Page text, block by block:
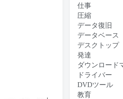
仕事
圧縮
データ復旧
データベース
デスクトップ
発達
ダウンロード
ドライバー
DVDツール
教育